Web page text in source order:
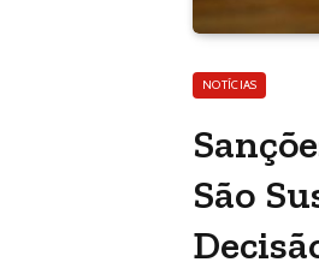
NOTÍCIAS
São